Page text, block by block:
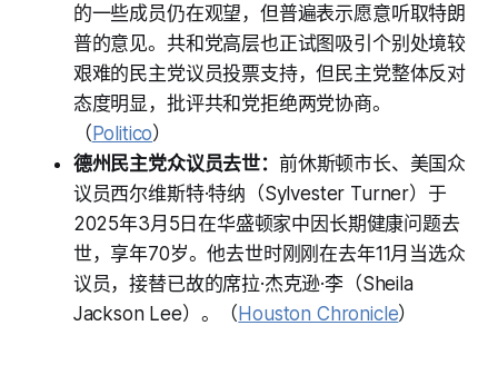
的一些成员仍在观望，但普遍表示愿意听取特朗
普的意见。共和党高层也正试图吸引个别处境较
艰难的民主党议员投票支持，但民主党整体反对
态度明显，批评共和党拒绝两党协商。
（Politico）
德州民主党众议员去世： 前休斯顿市长、美国众
议员西尔维斯特·特纳（Sylvester Turner）于
2025年3月5日在华盛顿家中因长期健康问题去
世，享年70岁。他去世时刚刚在去年11月当选众
议员，接替已故的席拉·杰克逊·李（Sheila
Jackson Lee）。（Houston Chronicle）